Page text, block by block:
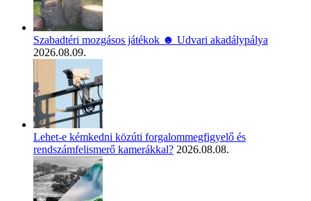
Szabadtéri mozgásos játékok ☻ Udvari akadálypálya
2026.08.09.
Lehet-e kémkedni közúti forgalommegfigyelő és
rendszámfelismerő kamerákkal? 2026.08.08.